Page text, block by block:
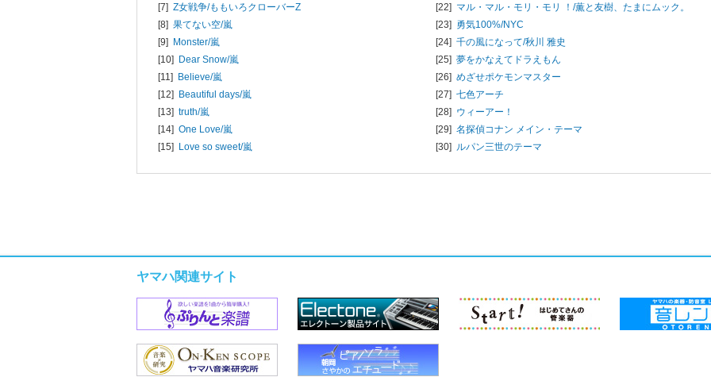
[7] Z女戦争/ももいろクローバーZ
[8] 果てない空/嵐
[9] Monster/嵐
[10] Dear Snow/嵐
[11] Believe/嵐
[12] Beautiful days/嵐
[13] truth/嵐
[14] One Love/嵐
[15] Love so sweet/嵐
[22] マル・マル・モリ・モリ ！/薫と友樹、たまにムック。
[23] 勇気100%/NYC
[24] 千の風になって/秋川 雅史
[25] 夢をかなえてドラえもん
[26] めざせポケモンマスター
[27] 七色アーチ
[28] ウィーアー！
[29] 名探偵コナン メイン・テーマ
[30] ルパン三世のテーマ
ヤマハ関連サイト